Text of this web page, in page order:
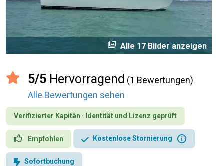
perm_media Alle 17 Bilder anzeigen
5/5 Hervorragend (1 Bewertungen)
Alle Bewertungen sehen
Verifizierter Kapitän · Identität und Lizenz geprüft
Empfohlen Kostenlose Stornierung info
Sofortbuchung